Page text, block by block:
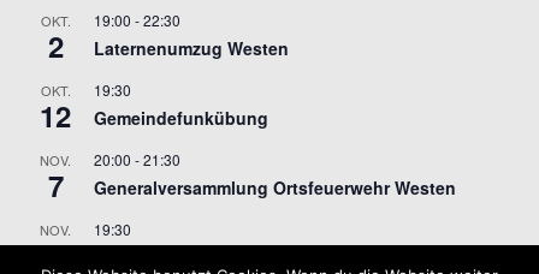
OKT.
2
19:00 -22:30
Laternenumzug Westen
OKT.
12
19:30
Gemeindefunkübung
NOV.
7
20:00 -21:30
Generalversammlung Ortsfeuerwehr Westen
NOV.
9
19:30